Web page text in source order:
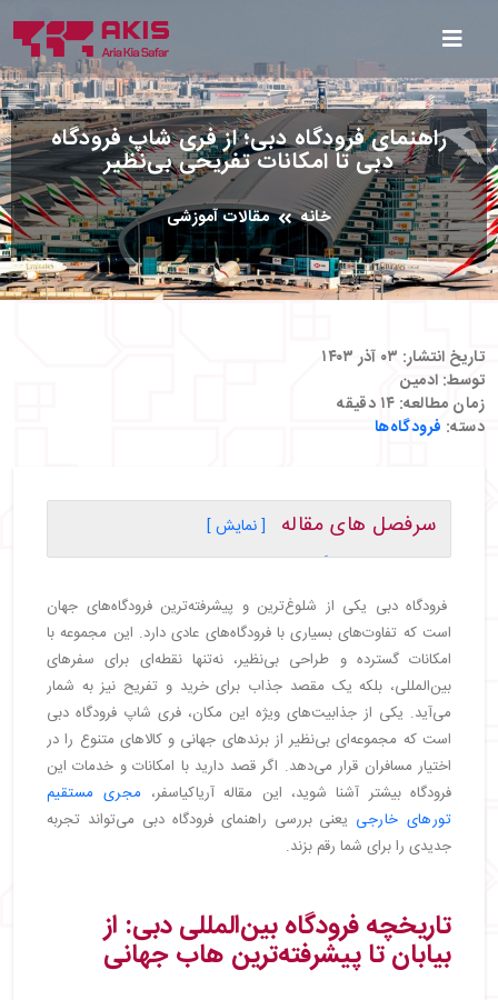
راهنمای فرودگاه دبی؛ از فری شاپ فرودگاه
دبی تا امکانات تفریحی بی‌نظیر
خانه مقالات آموزشی
تاریخ انتشار: ۰۳ آذر ۱۴۰۳
توسط: ادمین
زمان مطالعه: ۱۴ دقیقه
دسته: فرودگاه‌ها
سرفصل های مقاله
[ نمایش ]
・تاریخچه فرودگاه بین‌المللی دبی: از بیابان تا
・ سال‌های اولیه: آغاز از بیابان
・ تحولات دهه ۱۹۷۰: گامی به‌سوی مدرن‌شدن
・ ورود امارات: دهه ۱۹۸۰ و تحولی بزرگ
・دهه ۱۹۹۰ و افزایش ظرفیت
・ عصر مدرن: ۲۰۰۰ تاکنون
نگاه به آینده
・
فرودگاه دبی کجاست
・
ترمینال‌های فرودگاه دبی
・ ترمینال ۱: مرکز پروازهای بین‌المللی
・ امکانات فرودگاه دبی
・اطلاعات فرودگاه دبی
・خرید و فروشگاه فری شاپ فرودگاه دبی
فرودگاه دبی یکی از شلوغ‌ترین و پیشرفته‌ترین فرودگاه‌های جهان
است که تفاوت‌های بسیاری با فرودگاه‌های عادی دارد. این مجموعه با
امکانات گسترده و طراحی بی‌نظیر، نه‌تنها نقطه‌ای برای سفرهای
بین‌المللی، بلکه یک مقصد جذاب برای خرید و تفریح نیز به شمار
می‌آید. یکی از جذابیت‌های ویژه این مکان، فری شاپ فرودگاه دبی
است که مجموعه‌ای بی‌نظیر از برندهای جهانی و کالاهای متنوع را در
اختیار مسافران قرار می‌دهد. اگر قصد دارید با امکانات و خدمات این
فرودگاه بیشتر آشنا شوید، این مقاله آریاکیاسفر، مجری مستقیم
تورهای خارجی یعنی بررسی راهنمای فرودگاه دبی می‌تواند تجربه
جدیدی را برای شما رقم بزند.
تاریخچه فرودگاه بین‌المللی دبی: از
بیابان تا پیشرفته‌ترین هاب جهانی